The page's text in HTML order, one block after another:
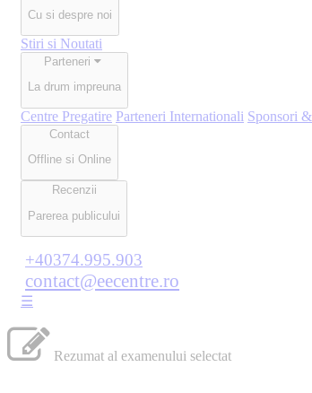
Cu si despre noi
Stiri si Noutati
Parteneri
La drum impreuna
Centre Pregatire Parteneri Internationali Sponsori
Contact
Offline si Online
Recenzii
Parerea publicului
+40374.995.903
contact@eecentre.ro
☰
Rezumat al examenului selectat